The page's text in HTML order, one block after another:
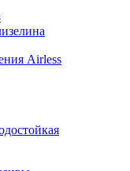
Airless